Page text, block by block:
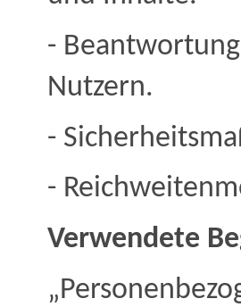
-
Nutzern.
-
-
Verwendete